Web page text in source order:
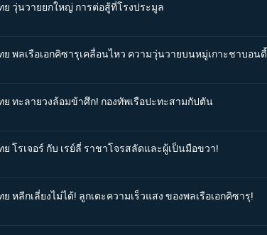
ย วุ่นวายยกใหญ่ การต่อสู้ที่โรงประมูล
ย พลเรือเอกคิซารุเคลื่อนไหว ความวุ่นวายบนหมู่เกาะชาบอนดี้
ย ทะลายวงล้อมข้าศึก! กองทัพเรือปะทะสามกัปตัน
โรเจอร์ กับ เรย์ลี่ ราชาโจรสลัดและผู้เป็นมือขวา!
หลีกเลี่ยงไม่ได้! ลูกเตะความเร็วแสง ของพลเรือเอกคิซารุ!